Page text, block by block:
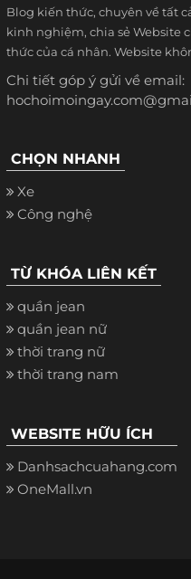
Blog kiến thức, chuyên về tất
kinh nghiệm, chia sẻ Website
thức của cá nhân. Website
Chi tiết góp ý gửi về email:
CHỌN NHANH
Xe
Công nghệ
TỪ KHÓA LIÊN KẾT
quần jean
quần jean nữ
thời trang nữ
thời trang nam
WEBSITE HỮU ÍCH
Danhsachcuahang.com
OneMall.vn